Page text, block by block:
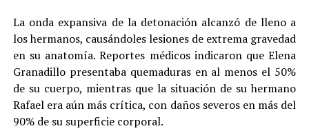
La onda expansiva de la detonación alcanzó de lleno a
los hermanos, causándoles lesiones de extrema gravedad
en su anatomía. Reportes médicos indicaron que Elena
Granadillo presentaba quemaduras en al menos el 50%
de su cuerpo, mientras que la situación de su hermano
Rafael era aún más crítica, con daños severos en más del
90% de su superficie corporal.